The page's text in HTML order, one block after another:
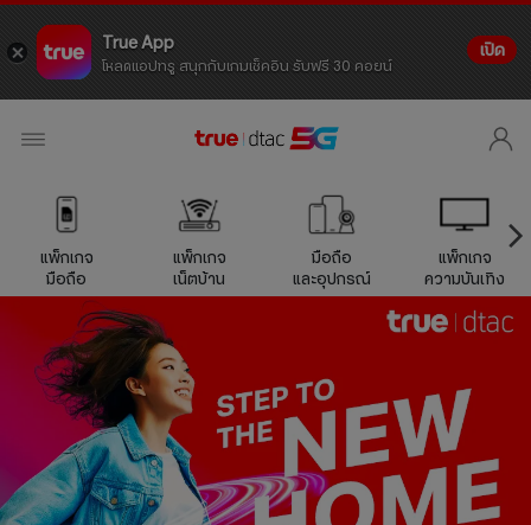
True App
โหลดแอปทรู สนุกกับเกมเช็คอิน รับฟรี 30 คอยน์
เปิด
แพ็กเกจ
มือถือ
แพ็กเกจ
เน็ตบ้าน
มือถือ
และอุปกรณ์
แพ็กเกจ
ความบันเทิง